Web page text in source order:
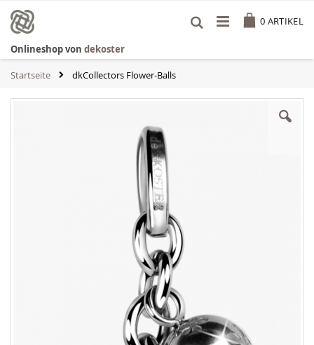
Inhalt
springen
0 ARTIKEL
Onlineshop von dekoster
Startseite dkCollectors Flower-Balls